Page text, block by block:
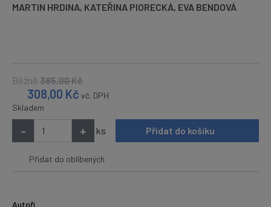
MARTIN HRDINA, KATEŘINA PIORECKÁ, EVA BENDOVÁ
Běžně 385,00Kč
308,00 Kč vč. DPH
Skladem
- + ks Přidat do košíku
Přidat do oblíbených
Autoři